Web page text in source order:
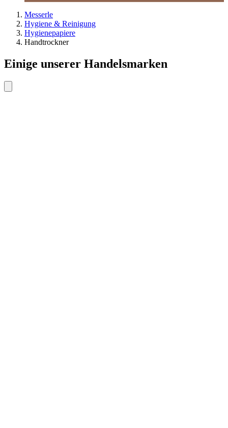
Messerle
Hygiene & Reinigung
Hygienepapiere
Handtrockner
Einige unserer Handelsmarken